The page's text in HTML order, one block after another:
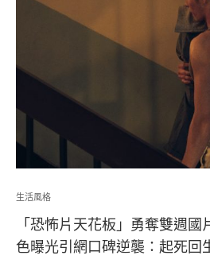
生活風格
「恐怖片天花板」勇奪雙週
色曝光引網口碑逆襲：起死回